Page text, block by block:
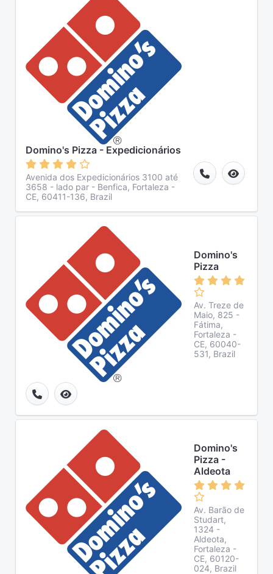
Domino's Pizza - Expedicionários
Avenida dos Expedicionários 3100 até
3658 - lado par - Benfica, Fortaleza -
CE, 60411-136, Brazil
Domino's
Pizza
Av. Treze de
Maio, 825 -
Fátima,
Fortaleza -
CE, 60040-
531, Brazil
Domino's
Pizza -
Aldeota
Av. Barão de
Studart,
1324 -
Aldeota,
Fortaleza -
CE, 60120-
024, Brazil